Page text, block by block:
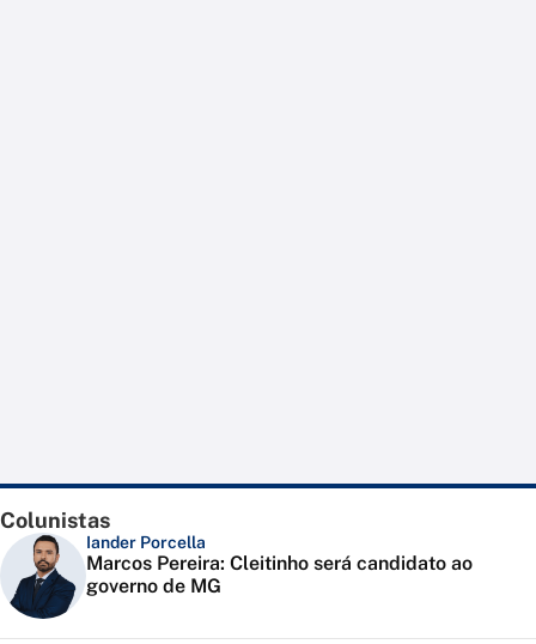
Colunistas
Iander Porcella
Marcos Pereira: Cleitinho será candidato ao
governo de MG